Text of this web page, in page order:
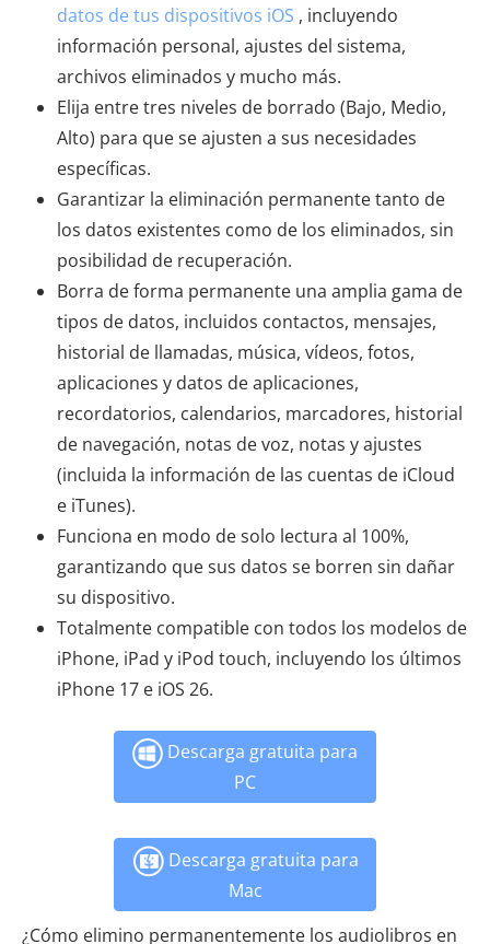
datos de tus dispositivos iOS , incluyendo
información personal, ajustes del sistema,
archivos eliminados y mucho más.
Elija entre tres niveles de borrado (Bajo, Medio,
Alto) para que se ajusten a sus necesidades
específicas.
Garantizar la eliminación permanente tanto de
los datos existentes como de los eliminados, sin
posibilidad de recuperación.
Borra de forma permanente una amplia gama de
tipos de datos, incluidos contactos, mensajes,
historial de llamadas, música, vídeos, fotos,
aplicaciones y datos de aplicaciones,
recordatorios, calendarios, marcadores, historial
de navegación, notas de voz, notas y ajustes
(incluida la información de las cuentas de iCloud
e iTunes).
Funciona en modo de solo lectura al 100%,
garantizando que sus datos se borren sin dañar
su dispositivo.
Totalmente compatible con todos los modelos de
iPhone, iPad y iPod touch, incluyendo los últimos
iPhone 17 e iOS 26.
Descarga gratuita para
PC
Descarga gratuita para
Mac
¿Cómo elimino permanentemente los audiolibros en